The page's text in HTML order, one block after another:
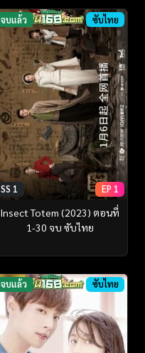
จบแล้ว ซับไทย
SS 1 EP 1
Insect Totem (2023) ตอนที่
1-30 จบ ซับไทย
จบแล้ว ซับไทย